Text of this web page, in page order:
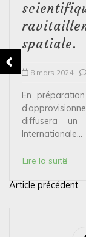
spatiale.
8 mars 2024
En
diffusera un
Internationale...
Lire la suite
N
Article précédent